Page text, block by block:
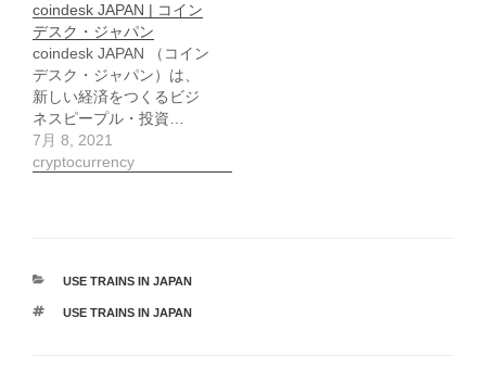
coindesk JAPAN | コイン
デスク・ジャパン
coindesk JAPAN （コイン
デスク・ジャパン）は、
新しい経済をつくるビジ
ネスピープル・投資…
7月 8, 2021
cryptocurrency
カ
ゴ
USE TRAINS IN JAPAN
タ
USE TRAINS IN JAPAN